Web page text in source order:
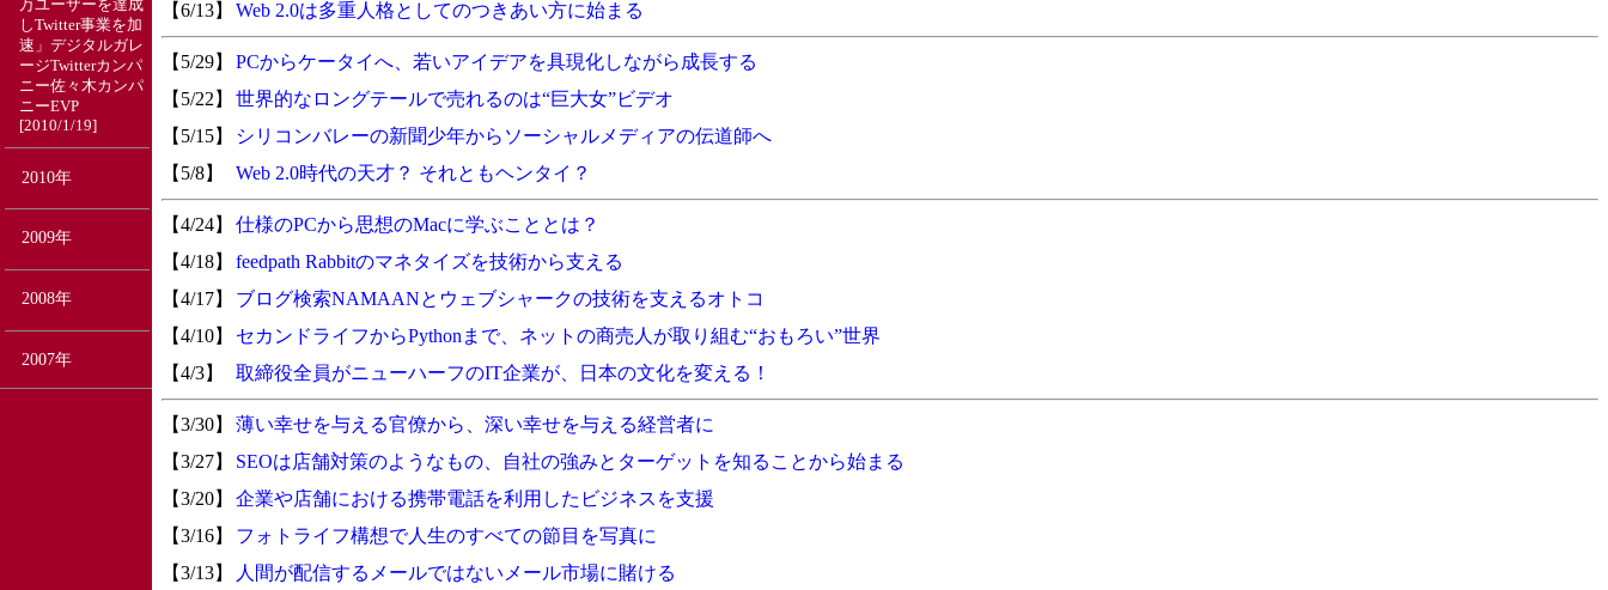
万ユーザーを達成
しTwitter事業を加
速」デジタルガレ
ージTwitterカンパ
ニー佐々木カンパ
ニーEVP
[2010/1/19]
2010年
2009年
2008年
2007年
【6/13】
Web 2.0は多重人格としてのつきあい方に始まる
【5/29】
PCからケータイへ、若いアイデアを具現化しながら成長する
【5/22】
世界的なロングテールで売れるのは“巨大女”ビデオ
【5/15】
シリコンバレーの新聞少年からソーシャルメディアの伝道師へ
【5/8】
Web 2.0時代の天才？ それともヘンタイ？
【4/24】
仕様のPCから思想のMacに学ぶこととは？
【4/18】
feedpath Rabbitのマネタイズを技術から支える
【4/17】
ブログ検索NAMAANとウェブシャークの技術を支えるオトコ
【4/10】
セカンドライフからPythonまで、ネットの商売人が取り組む“おもろい”世界
【4/3】
取締役全員がニューハーフのIT企業が、日本の文化を変える！
【3/30】
薄い幸せを与える官僚から、深い幸せを与える経営者に
【3/27】
SEOは店舗対策のようなもの、自社の強みとターゲットを知ることから始まる
【3/20】
企業や店舗における携帯電話を利用したビジネスを支援
【3/16】
フォトライフ構想で人生のすべての節目を写真に
【3/13】
人間が配信するメールではないメール市場に賭ける